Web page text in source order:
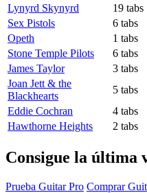
Lynyrd Skynyrd
19 tabs
Sex Pistols
6 tabs
Opeth
1 tabs
Stone Temple Pilots
6 tabs
James Taylor
3 tabs
Joan Jett & the
Blackhearts
5 tabs
Eddie Cochran
4 tabs
Hawthorne Heights
2 tabs
Consigue la última
Prueba Guitar Pro Comprar